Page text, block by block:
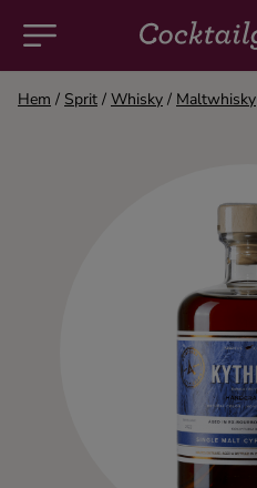
Alla cocktails & drinkar
Hem / Sprit / Whisky / Maltwhisky